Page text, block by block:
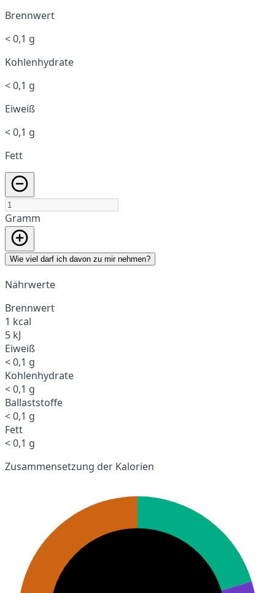
Brennwert
< 0,1 g
Kohlenhydrate
< 0,1 g
Eiweiß
< 0,1 g
Fett
Gramm
Wie viel darf ich davon zu mir nehmen?
Nährwerte
Brennwert
1 kcal
5 kJ
Eiweiß
< 0,1 g
Kohlenhydrate
< 0,1 g
Ballaststoffe
< 0,1 g
Fett
< 0,1 g
Zusammensetzung der Kalorien